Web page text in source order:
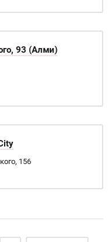
93 (Алми)
156